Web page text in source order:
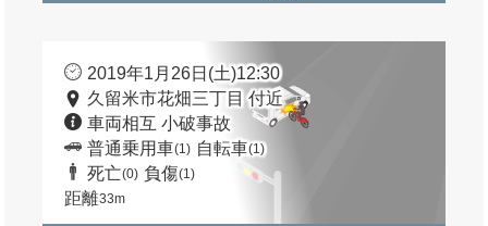
2019年1月26日(土)12:30
久留米市花畑三丁目 付近
車両相互 小破事故
普通乗用車(1) 自転車(1)
死亡(0) 負傷(1)
距離33m